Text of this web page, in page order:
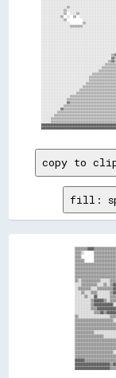
copy to
fill: